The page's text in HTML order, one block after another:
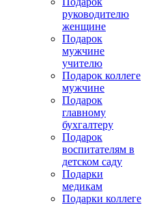
руководителю
женщине
Подарок
мужчине
учителю
Подарок коллеге
мужчине
Подарок
главному
бухгалтеру
Подарок
воспитателям в
детском саду
Подарки
медикам
Подарки коллеге